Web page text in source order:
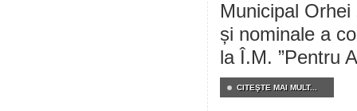
Municipal
și nominale a
la Î.M. ”Pentru
CITEŞTE MAI MULT...